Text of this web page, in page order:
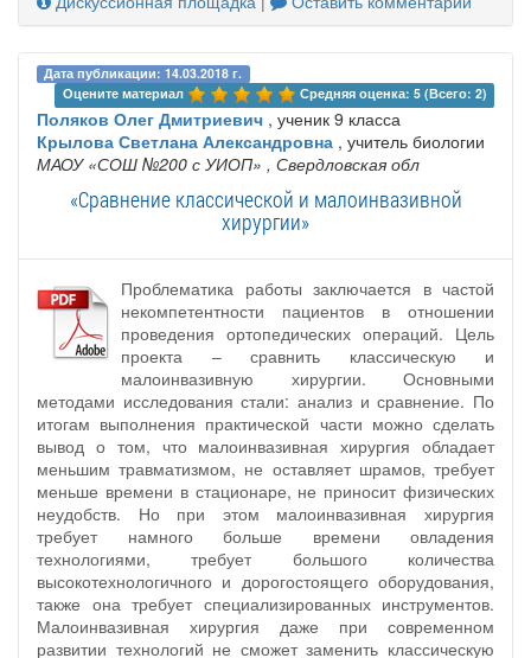
Дата публикации: 14.03.2018 г.
Оцените материал
Средняя оценка: 5 (Всего: 2)
Поляков Олег Дмитриевич , ученик 9 класса
Крылова Светлана Александровна , учитель биологии
МАОУ «СОШ №200 с УИОП» , Свердловская обл
«Сравнение классической и малоинвазивной
хирургии»
Проблематика работы заключается в частой
некомпетентности пациентов в отношении
проведения ортопедических операций. Цель
проекта – сравнить классическую и
малоинвазивную хирургии. Основными
методами исследования стали: анализ и сравнение. По
итогам выполнения практической части можно сделать
вывод о том, что малоинвазивная хирургия обладает
меньшим травматизмом, не оставляет шрамов, требует
меньше времени в стационаре, не приносит физических
неудобств. Но при этом малоинвазивная хирургия
требует намного больше времени овладения
технологиями, требует большого количества
высокотехнологичного и дорогостоящего оборудования,
также она требует специализированных инструментов.
Малоинвазивная хирургия даже при современном
развитии технологий не сможет заменить классическую